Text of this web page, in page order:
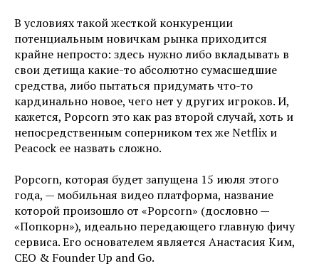
В условиях такой жесткой конкуренции
потенциальным новичкам рынка приходится
крайне непросто: здесь нужно либо вкладывать в
свои детища какие-то абсолютно сумасшедшие
средства, либо пытаться придумать что-то
кардинально новое, чего нет у других игроков. И,
кажется, Popcorn это как раз второй случай, хоть и
непосредственным соперником тех же Netflix и
Peacock ее назвать сложно.
Popcorn, которая будет запущена 15 июля этого
года, — мобильная видео платформа, название
которой произошло от «Popcorn» (дословно —
«Попкорн»), идеально передающего главную фичу
сервиса. Его основателем является Анастасия Ким,
CEO & Founder Up and Go.